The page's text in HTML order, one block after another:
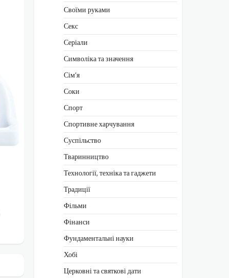
Своїми руками
Секс
Серіали
Символіка та значення
Сім’я
Соки
Спорт
Спортивне харчування
Суспільство
Тваринництво
Технології, техніка та гаджети
Традиції
Фільми
Фінанси
Фундаментальні науки
Хобі
Церковні та святкові дати